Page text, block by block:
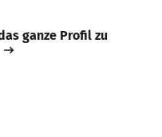
ganze Profil zu